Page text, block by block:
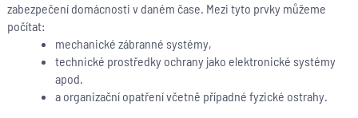
zabezpečení domácnosti v daném čase. Mezi tyto prvky můžeme
počítat:
mechanické zábranné systémy,
technické prostředky ochrany jako elektronické systémy
apod.
a organizační opatření včetně případné fyzické ostrahy.